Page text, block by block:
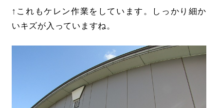
↑これもケレン作業をしています。しっかり細か
いキズが入っていますね。